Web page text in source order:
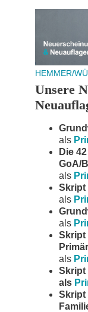
HEMMER/
Unsere
als
Die
GoA/
als
Skript
als
als
Skript
als
Skript
als
Skript